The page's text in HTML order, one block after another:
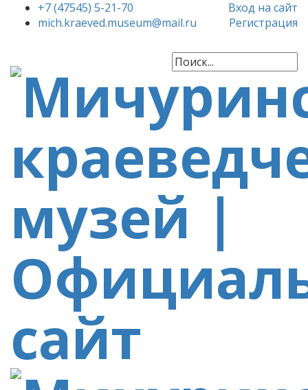
+7 (47545) 5-21-70
mich.kraeved.museum@mail.ru
Вход на сайт
Регистрация